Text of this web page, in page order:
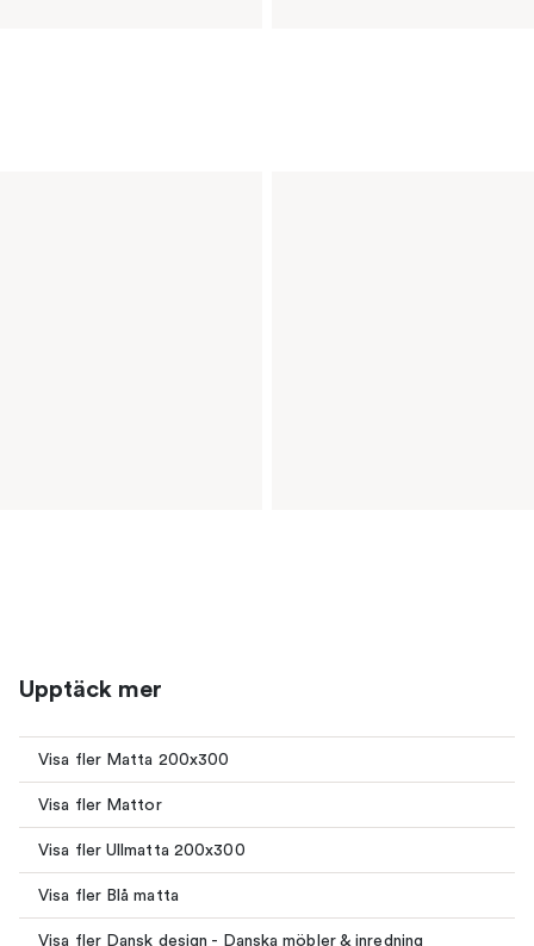
Upptäck mer
Visa fler Matta 200x300
Visa fler Mattor
Visa fler Ullmatta 200x300
Visa fler Blå matta
Visa fler Dansk design - Danska möbler & inredning